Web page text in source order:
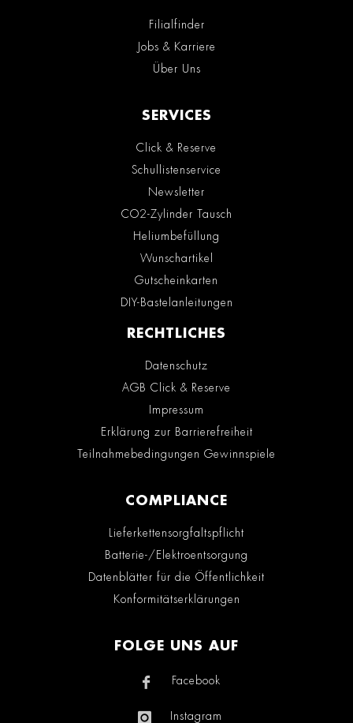
Filialfinder
Jobs & Karriere
Über Uns
SERVICES
Click & Reserve
Schullistenservice
Newsletter
CO2-Zylinder Tausch
Heliumbefüllung
Wunschartikel
Gutscheinkarten
DIY-Bastelanleitungen
RECHTLICHES
Datenschutz
AGB Click & Reserve
Impressum
Erklärung zur Barrierefreiheit
Teilnahmebedingungen Gewinnspiele
COMPLIANCE
Lieferkettensorgfaltspflicht
Batterie-/Elektroentsorgung
Datenblätter für die Öffentlichkeit
Konformitätserklärungen
FOLGE UNS AUF
Facebook
Instagram